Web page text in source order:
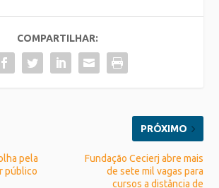
COMPARTILHAR:
pela
público
PRÓXIMO
Fundação Cecierj abre mais
de sete mil vagas para
cursos a distância de